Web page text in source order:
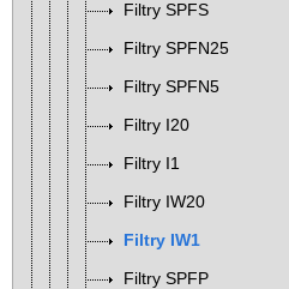
Filtry SPFS
Filtry SPFN25
Filtry SPFN5
Filtry I20
Filtry I1
Filtry IW20
Filtry IW1
Filtry SPFP